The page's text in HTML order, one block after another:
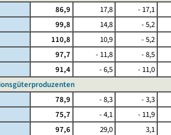
86,9 17,8 - 17,1
99,8 14,8 - 5,2
110,8 10,9 - 5,2
97,7 - 11,8 - 8,5
91,4 - 6,5 - 11,0
78,9 - 8,3 - 3,3
75,7 - 4,1 - 11,9
97,6 29,0 3,1